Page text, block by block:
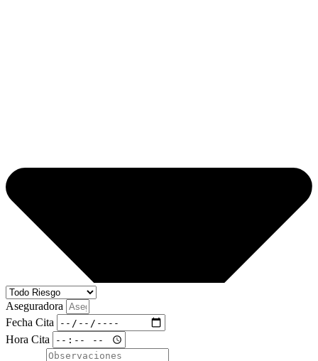
Aseguradora
Fecha Cita
Hora Cita